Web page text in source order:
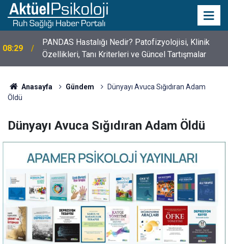
10:30
10 Mayıs Psikologlar Günü Nasıl Ortaya Çıktı? 10
Mayıs Tarihinin Hikayesi
Anasayfa Gündem
Dünyayı Avuca Sığıdıran Adam
Öldü
Dünyayı Avuca Sığıdıran Adam Öldü